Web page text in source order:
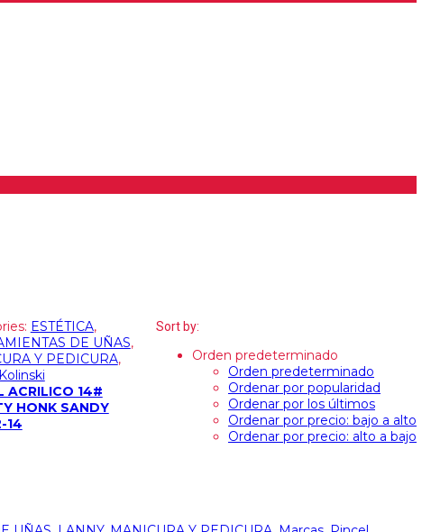
Sort by:
Orden predeterminado
Orden predeterminado
Ordenar por popularidad
Ordenar por los últimos
Ordenar por precio: bajo a alto
Ordenar por precio: alto a bajo
ESTÉTICA,
DE UÑAS,
Y PEDICURA,
ACRILICO 14#
HONK SANDY
14